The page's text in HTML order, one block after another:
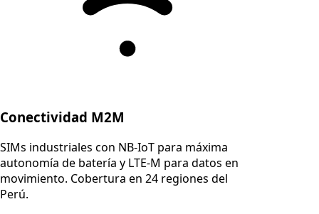
Conectividad M2M
SIMs industriales con NB-IoT para máxima
autonomía de batería y LTE-M para datos en
movimiento. Cobertura en 24 regiones del
Perú.